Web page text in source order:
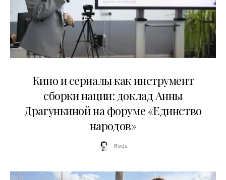
Кино и сериалы как инструмент
сборки нации: доклад Анны
Драгункиной на форуме «Единство
народов»
Moda